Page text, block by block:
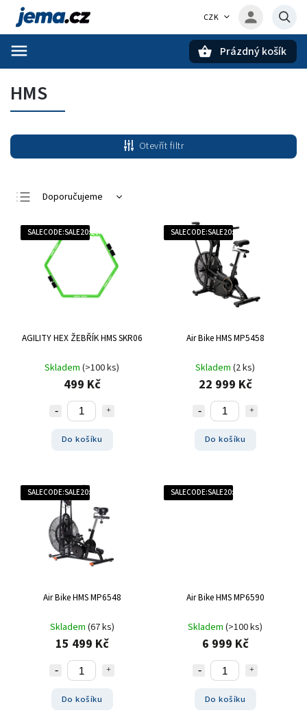
CZK
Prázdný košík
HMS
Otevřít filtr
Doporučujeme
Nejdražší
Nejprodávanější
Abecedně
SALECODE:SALE20:20:%
AGILITY HEX ŽEBŘÍK HMS SKR06
Skladem (>100 ks)
499 Kč
Do košíku
SALECODE:SALE20:20:%
Air Bike HMS MP5458
Skladem (2 ks)
22 999 Kč
Do košíku
SALECODE:SALE20:20:%
Air Bike HMS MP6548
Skladem (67 ks)
15 499 Kč
Do košíku
SALECODE:SALE20:20:%
Air Bike HMS MP6590
Skladem (>100 ks)
6 999 Kč
Do košíku